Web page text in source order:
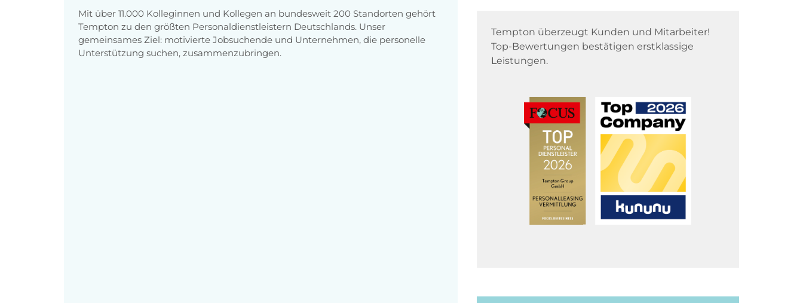
Mit über 11.000 Kolleginnen und Kollegen an bundesweit 200 Standorten gehört
Tempton zu den größten Personaldienstleistern Deutschlands. Unser
gemeinsames Ziel: motivierte Jobsuchende und Unternehmen, die personelle
Unterstützung suchen, zusammenzubringen.
Tempton überzeugt Kunden und Mitarbeiter!
Top-Bewertungen bestätigen erstklassige
Leistungen.